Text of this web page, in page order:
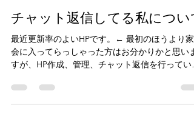
チャット返信してる私につい
最近更新率のよいHPです。← 最初のほうより家
会に入ってらっしゃった方はお分かりかと思いま
すが、HP作成、管理、チャット返信を行っている
クの9歳の娘がおります。 以前は保育士をしてお
ましたが、現在長女(中3)発達障害、次女(9さい)レ